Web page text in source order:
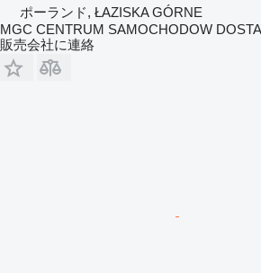
ポーランド, ŁAZISKA GÓRNE
MGC CENTRUM SAMOCHODOW
販売会社に連絡